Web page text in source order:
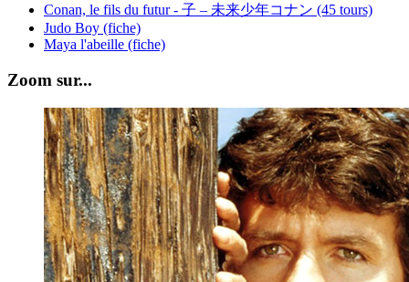
Conan, le fils du futur - 子 – 未来少年コナン (45 tours)
Judo Boy (fiche)
Maya l'abeille (fiche)
Zoom sur...